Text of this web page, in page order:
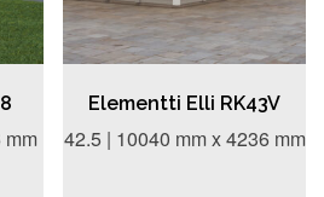
mm
Elementti Elli RK43V
42.5 | 10040 mm x 4236 mm